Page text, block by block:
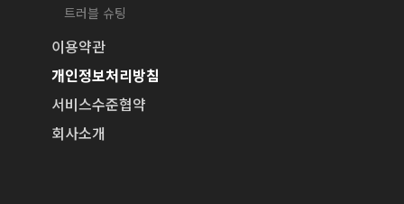
트러블 슈팅
이용약관
개인정보처리방침
서비스수준협약
회사소개